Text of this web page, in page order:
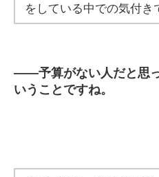
をしている中での気付き
――予算がない人だと思
いうことですね。